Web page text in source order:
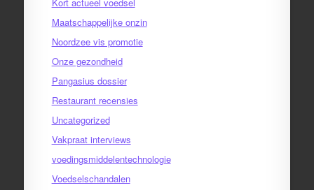
Maatschappelijke onzin
Noordzee vis promotie
Onze gezondheid
Pangasius dossier
Restaurant recensies
Uncategorized
Vakpraat interviews
voedingsmiddelentechnologie
Voedselschandalen